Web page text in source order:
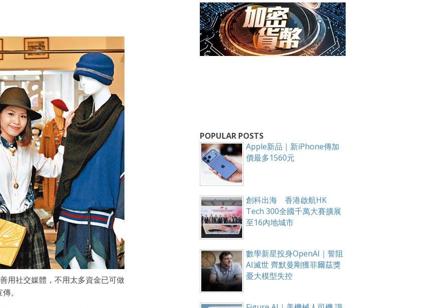
用社交媒體，不用太多資金已可做
。
POPULAR POSTS
Apple新品｜新iPhone傳加
價最多1560元
創科出海 香港啟航HK
Tech 300全國千萬大賽擴展
至16內地城市
數學新星投身OpenAI｜誓阻
AI滅世 齊默曼剛獲菲爾茲獎
憂大模型失控
成為 EJ Tech 會員
最新資訊（附創業懶人包），直達郵箱！